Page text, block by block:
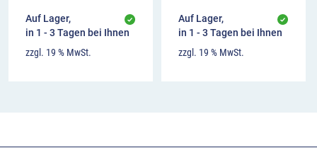
Auf Lager,
in 1 - 3 Tagen bei Ihnen
zzgl. 19 % MwSt.
Auf Lager,
in 1 - 3 Tagen bei Ihnen
zzgl. 19 % MwSt.